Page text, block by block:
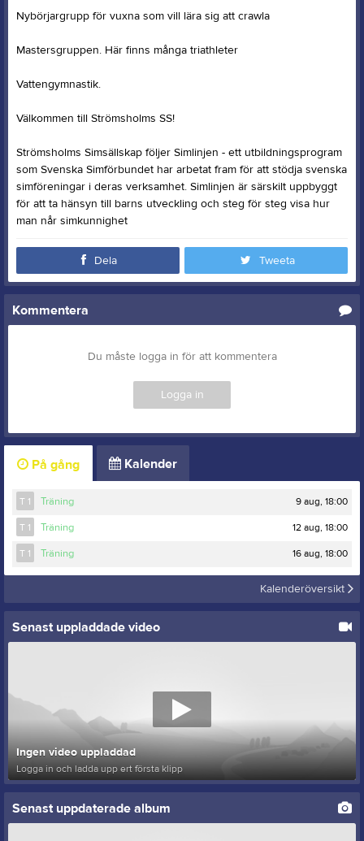
Nybörjargrupp för vuxna som vill lära sig att crawla
Mastersgruppen. Här finns många triathleter
Vattengymnastik.
Välkommen till Strömsholms SS!
Strömsholms Simsällskap följer Simlinjen - ett utbildningsprogram
som Svenska Simförbundet har arbetat fram för att stödja svenska
simföreningar i deras verksamhet. Simlinjen är särskilt uppbyggt
för att ta hänsyn till barns utveckling och steg för steg visa hur
man når simkunnighet
Dela Tweeta
Kommentera
Du måste logga in för att kommentera
Logga in
På gång Kalender
T 1 Träning 9 aug, 18:00
T 1 Träning 12 aug, 18:00
T 1 Träning 16 aug, 18:00
Kalenderöversikt
Senast uppladdade video
Ingen video uppladdad
Logga in och ladda upp ert första klipp
Senast uppdaterade album